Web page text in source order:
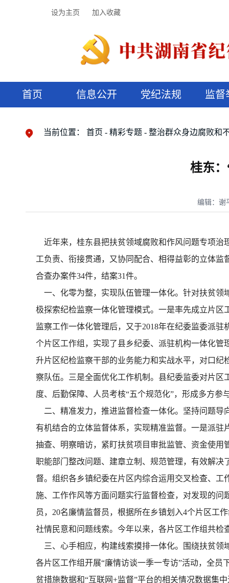
设为主页 加入收藏
首页 信息公开 党纪法规 监督
当前位置： 首页 精彩专题 整治群众身边腐败和
桂东
编辑：谢
近年来，桂东县把扶贫领域腐败和作风问题专项治
工负责、衔接贯通，又协同配合、相得益彰的立体
合查办案件34件，结案31件。
一、化零为整，实现队伍管理一体化。针对扶贫领
极探索纪检监察一体化管理模式。一是率先成立片区
监察工作一体化管理后，又于2018年在纪委监委派
个片区工作组，实现了县乡纪委、派驻机构一体化
升片区纪检监察干部的业务能力和实战水平，对口
察队伍。三是全面优化工作机制。县纪委监委对片
度、后勤保障、人员考核“五个规范化”，形成多方
二、精准发力，推进监督检查一体化。坚持问题导
有机结合的立体监督体系，实现精准监督。一是派
抽查、明察暗访，紧盯扶贫项目审批监管、资金使
职能部门整改问题、建章立制、规范管理，有效解
督。组织各乡镇纪委在片区内综合运用交叉检查、
施、工作作风等方面问题实行监督检查，对发现的
员，20名廉情监督员，根据所在乡镇划入4个片区工
社情民意和问题线索。今年以来，各片区工作组共检
三、心手相应，构建线索摸排一体化。围绕扶贫领
各片区工作组开展“廉情访谈一季一专访”活动，全
贫措施数据和“互联网+监督”平台的相关情况数据集